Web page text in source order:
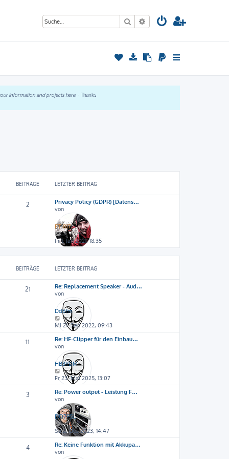
Suche Erweiterte Suche
information and projects here. - Thanks
BEITRÄGE LETZTER BEITRAG
2
Privacy Policy (GDPR) [Datens…
von
FT-817
N
e
u
t
B
e
i
t
a
g
Fr 1. Jan 2021, 18:35
BEITRÄGE LETZTER BEITRAG
21
Re: Replacement Speaker - Aud…
von
Dd6fm
N
e
u
e
s
t
e
r
B
e
t
r
a
g
Mi 21. Sep 2022, 09:43
11
Re: HF-Clipper für den Einbau…
von
HB3YDM
N
e
u
e
s
t
e
r
B
e
t
r
Fr 23. Mai 2025, 13:07
3
Re: Power output - Leistung F…
von
DO7PSL
N
e
u
e
s
Sa 2. Dez 2023, 14:47
4
Re: Keine Funktion mit Akkupa…
von